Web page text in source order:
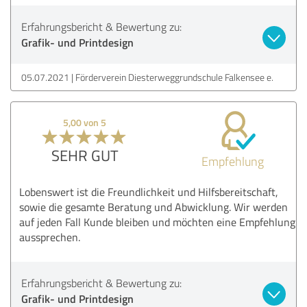
Erfahrungsbericht & Bewertung zu:
Grafik- und Printdesign
05.07.2021 Förderverein Diesterweggrundschule Falkensee e.
5,00 von 5
SEHR GUT Empfehlung
Lobenswert ist die Freundlichkeit und Hilfsbereitschaft,
sowie die gesamte Beratung und Abwicklung. Wir werden
auf jeden Fall Kunde bleiben und möchten eine Empfehlung
aussprechen.
Erfahrungsbericht & Bewertung zu:
Grafik- und Printdesign